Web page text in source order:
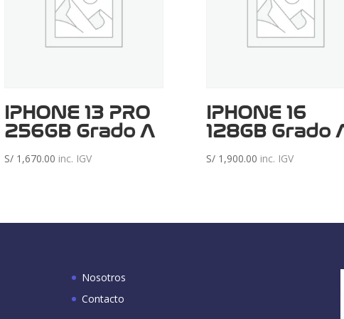
IPHONE 13 PRO
256GB Grado A
S/1,670.00 inc. IGV
IPHONE 16
128GB Grado
S/1,900.00 inc. IGV
Nosotros
Contacto